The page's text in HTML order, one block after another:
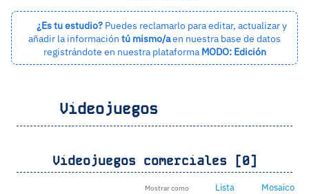
¿Es tu estudio? Puedes reclamarlo para editar, actualizar y
añadir la información tú mismo/aen nuestra base de datos
registrándote en nuestra plataforma MODO: Edición
Videojuegos
Videojuegos comerciales [0]
Mostrar como Lista Mosaico